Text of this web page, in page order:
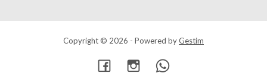
Copyright © 2026 - Powered byGestim